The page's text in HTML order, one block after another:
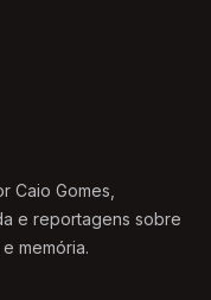
Caio Gomes,
e reportagens sobre
memória.